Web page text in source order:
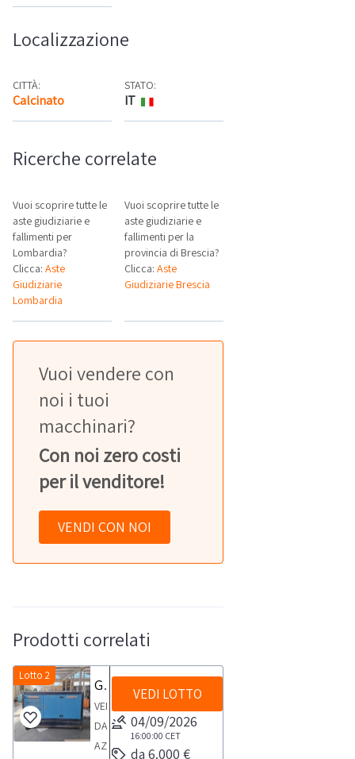
Localizzazione
CITTÀ:
Calcinato Mappa
STATO:
IT
Ricerche correlate
Vuoi scoprire tutte le
aste giudiziarie e
fallimenti per
Lombardia?
Clicca: Aste
Giudiziarie
Lombardia
Vuoi scoprire tutte le
aste giudiziarie e
fallimenti per la
provincia di Brescia?
Clicca:Aste
Giudiziarie Brescia
Vuoi vendere con
noi i tuoi
macchinari?
Con noi zero costi
per il venditore!
VENDI CON NOI
Prodotti correlati
Lotto 2
Gruppo elettrogeno 60 Kwa
VENDITA
DA
AZIENDA
VEDI LOTTO
04/09/2026
16:00:00 CET
da 6.000 €